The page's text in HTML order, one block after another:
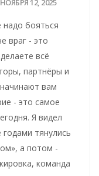
НОЯБРЯ 12, 2025
надо бояться
враг - это
всё
партнёры и
вам
- это самое
Я видел
тянулись
а потом -
команда